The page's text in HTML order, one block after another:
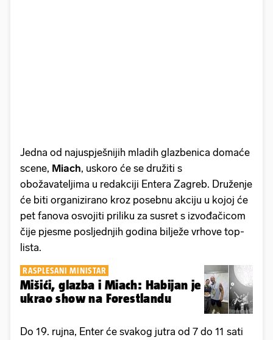
Jedna od najuspješnijih mladih glazbenica domaće
scene, Miach, uskoro će se družiti s
obožavateljima u redakciji Entera Zagreb. Druženje
će biti organizirano kroz posebnu akciju u kojoj će
pet fanova osvojiti priliku za susret s izvođačicom
čije pjesme posljednjih godina bilježe vrhove top-
lista.
RASPLESANI MINISTAR
Mišići, glazba i Miach: Habijan je
ukrao show na Forestlandu
Do 19. rujna, Enter će svakog jutra od 7 do 11 sati